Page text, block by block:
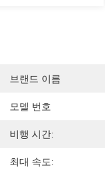
브랜드 이름
모델 번호
비행 시간:
최대 속도: